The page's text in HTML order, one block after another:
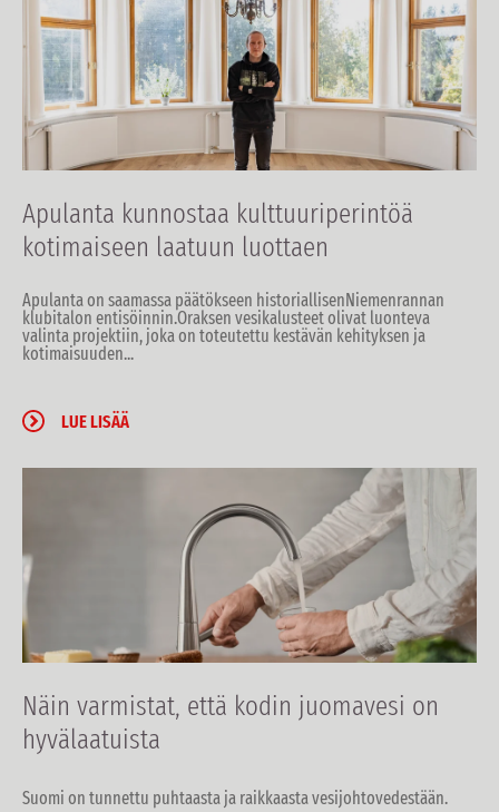
Apulanta kunnostaa kulttuuriperintöä
kotimaiseen laatuun luottaen
Apulanta on saamassa päätökseen historiallisenNiemenrannan
klubitalon entisöinnin.Oraksen vesikalusteetolivat luonteva
valinta projektiin, jokaon toteutettu kestävän kehityksen ja
kotimaisuuden...
LUE LISÄÄ
Näin varmistat, että kodin juomavesi on
hyvälaatuista
Suomi on tunnettu puhtaasta ja raikkaasta vesijohtovedestään.